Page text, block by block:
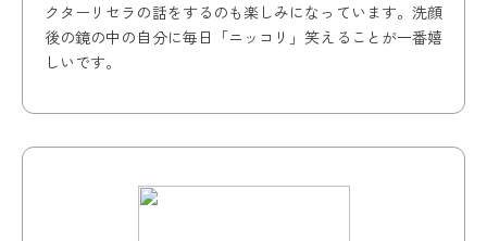
クターリセラの話をするのも楽しみになっています。洗顔
後の鏡の中の自分に毎日「ニッコリ」笑えることが一番嬉
しいです。